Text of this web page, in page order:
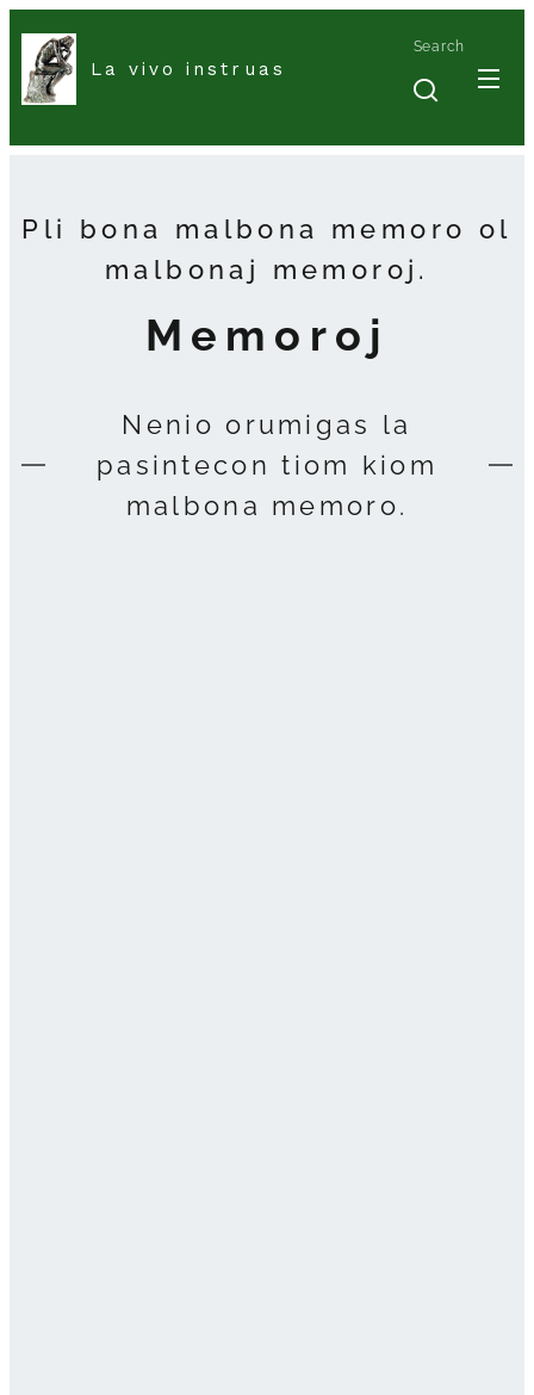
La vivo instruas
Search
Pli bona malbona memoro ol
malbonaj memoroj.
Memoroj
Nenio orumigas la
pasintecon tiom kiom
malbona memoro.